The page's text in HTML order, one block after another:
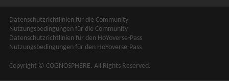
Datenschutzrichtlinien für die Community
Nutzungsbedingungen für die Community
Datenschutzrichtlinien für den HoYoverse-Pass
Nutzungsbedingungen für den HoYoverse-Pass
Copyright © COGNOSPHERE. All Rights Reserved.